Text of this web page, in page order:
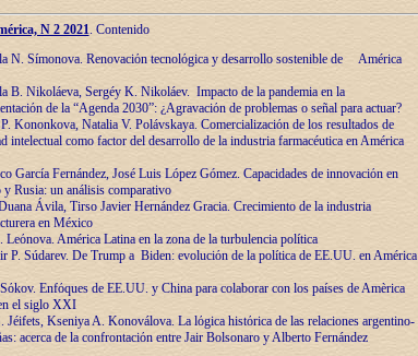
N 2 2021. Contenido
N. Símonova. Renovaciόn tecnolόgica y desarrollo sostenible de América
B. Nikoláeva, Sergéy K. Nikoláev. Impacto de la pandemia en la
de la “Agenda 2030”: ¿Agravaciόn de problemas o señal para actuar?
Kononkova, Natalia V. Polávskaya. Comercializaciόn de los resultados de
intelectual como factor del desarrollo de la industria farmacéutica en América
García Fernández, José Luis López Gómez. Capacidades de innovaciόn en
Rusia: un análisis comparativo
Ávila, Tirso Javier Hernández Gracia. Crecimiento de la industria
en México
Leόnova. América Latina en la zona de la turbulencia política
P. Súdarev. De Trump a Biden: evoluciόn de la política de EE.UU. en América
Enfόques de EE.UU. y China para colaborar con los países de Amèrica
el siglo XXI
Jéifets, Kseniya A. Konoválova. La lόgica histόrica de las relaciones argentino-
acerca de la confrontaciόn entre Jair Bolsonaro y Alberto Fernández